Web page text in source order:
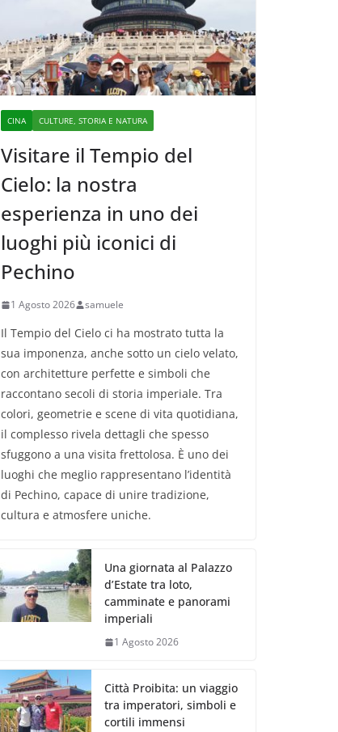
CINA CULTURE, STORIA E NATURA
Visitare il Tempio del
Cielo: la nostra
esperienza in uno dei
luoghi più iconici di
Pechino
1 Agosto 2026 samuele
Il Tempio del Cielo ci ha mostrato tutta la
sua imponenza, anche sotto un cielo velato,
con architetture perfette e simboli che
raccontano secoli di storia imperiale. Tra
colori, geometrie e scene di vita quotidiana,
il complesso rivela dettagli che spesso
sfuggono a una visita frettolosa. È uno dei
luoghi che meglio rappresentano l’identità
di Pechino, capace di unire tradizione,
cultura e atmosfere uniche.
Una giornata al Palazzo
d’Estate tra loto,
camminate e panorami
imperiali
1 Agosto 2026
Città Proibita: un viaggio
tra imperatori, simboli e
cortili immensi